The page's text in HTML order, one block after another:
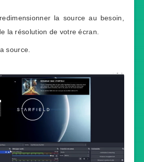
la source au besoin,
la résolution de votre écran.
source.